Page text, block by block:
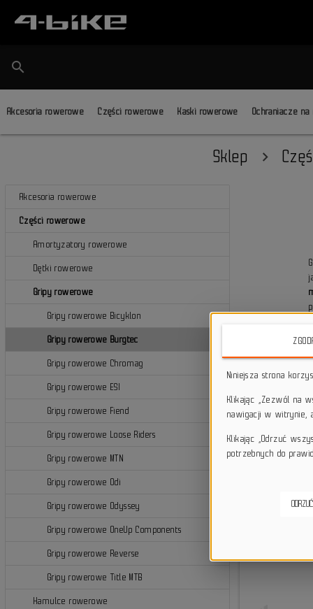
search
Akcesoria rowerowe Części rowerowe Kaski rowerowe Ochraniacze
Sklep
Akcesoria rowerowe
Części rowerowe
Amortyzatory rowerowe
Dętki rowerowe
Gripy rowerowe
Gripy rowerowe Bicyklon
Gripy rowerowe Burgtec
Gripy rowerowe Chromag
Gripy rowerowe ESI
Gripy rowerowe Fiend
Gripy rowerowe Loose Riders
Gripy rowerowe MTN
Gripy rowerowe Odi
Gripy rowerowe Odyssey
Gripy rowerowe OneUp Components
Gripy rowerowe Reverse
Gripy rowerowe Title MTB
Hamulce rowerowe
Niniejsza strona
Klikając „Zezwól na
nawigacji w witrynie,
Klikając „Odrzuć
potrzebnych do